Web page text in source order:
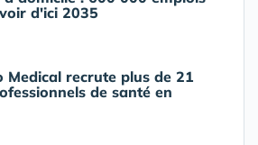
d'ici 2035
Medical recrute plus de 21
de santé en